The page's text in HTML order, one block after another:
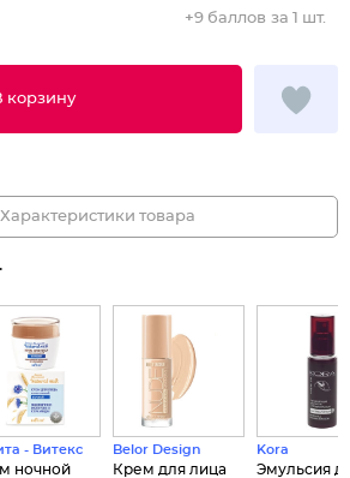
корзину
+9 баллов за 1 шт.
Характеристики товара
- Витекс
ночной
Belor Design
Крем для лица
Kora
Эмульсия